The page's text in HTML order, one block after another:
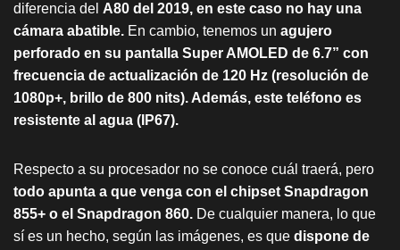
diferencia del A80 del 2019, en este caso no hay una
cámara abatible. En cambio, tenemos un agujero
perforado en su pantalla Super AMOLED de 6.7” con
frecuencia de actualización de 120 Hz (resolución de
1080p+, brillo de 800 nits). Además, este teléfono es
resistente al agua (IP67).
Respecto a su procesador no se conoce cuál traerá, pero
todo apunta a que venga con el chipset Snapdragon
855+ o el Snapdragon 860. De cualquier manera, lo que
sí es un hecho, según las imágenes, es que dispone de